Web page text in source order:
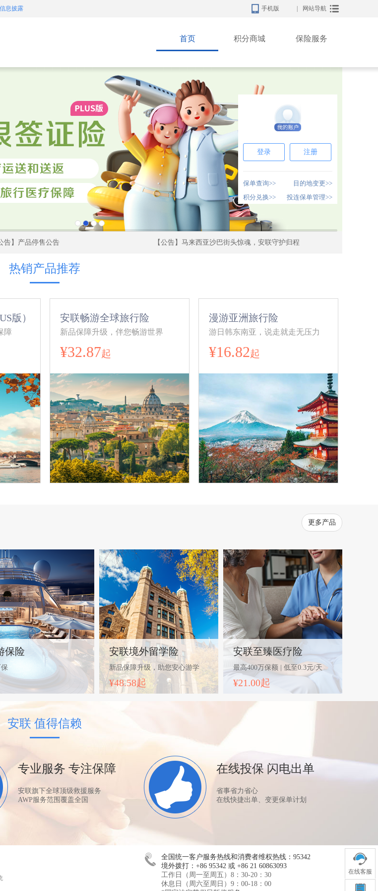
息披露 手机版 网站导航
首页 积分商城 保险服务
登录 注册
保单查询>>
目的地变更>>
积分兑换>>
投连保单管理>>
告】产品停售公告 【公告】马来西亚沙巴街头惊魂，安联守护归程
热销产品推荐
版）
障
安联畅游全球旅行险
新品保障升级，伴您畅游世界
¥32.87起
漫游亚洲旅行险
游日韩东南亚，说走就走无压力
¥16.82起
更多产品
保险 安联境外留学险
新品保障升级，助您安心游学
¥48.58起
安联至臻医疗险
最高400万保额 | 低至0.3元/天
¥21.00起
安联 值得信赖
专业服务 专注保障
安联旗下全球顶级救援服务
AWP服务范围覆盖全国
在线投保 闪电出单
省事省力省心
在线快捷出单、变更保单计划
全国统一客户服务热线和消费者维权热线：95342
境外拨打：+86 95342 或 +86 21 60863093
工作日（周一至周五）8：30-20：30
休息日（周六至周日）9：00-18：00
在线客服